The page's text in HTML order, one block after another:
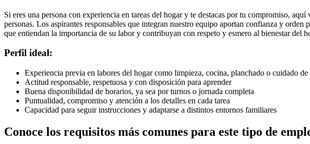
Si eres una persona con experiencia en tareas del hogar y te destacas por tu compromiso,
personas. Los aspirantes responsables que integran nuestro equipo aportan confianza y
que entiendan la importancia de su labor y contribuyan con respeto y esmero al bienestar del
Perfil ideal:
Experiencia previa en labores del hogar como limpieza, cocina, planchado o cuidado de
Actitud responsable, respetuosa y con disposición para aprender
Buena disponibilidad de horarios, ya sea por turnos o jornada completa
Puntualidad, compromiso y atención a los detalles en cada tarea
Capacidad para seguir instrucciones y adaptarse a distintos entornos familiares
Conoce los requisitos más comunes para este tipo de